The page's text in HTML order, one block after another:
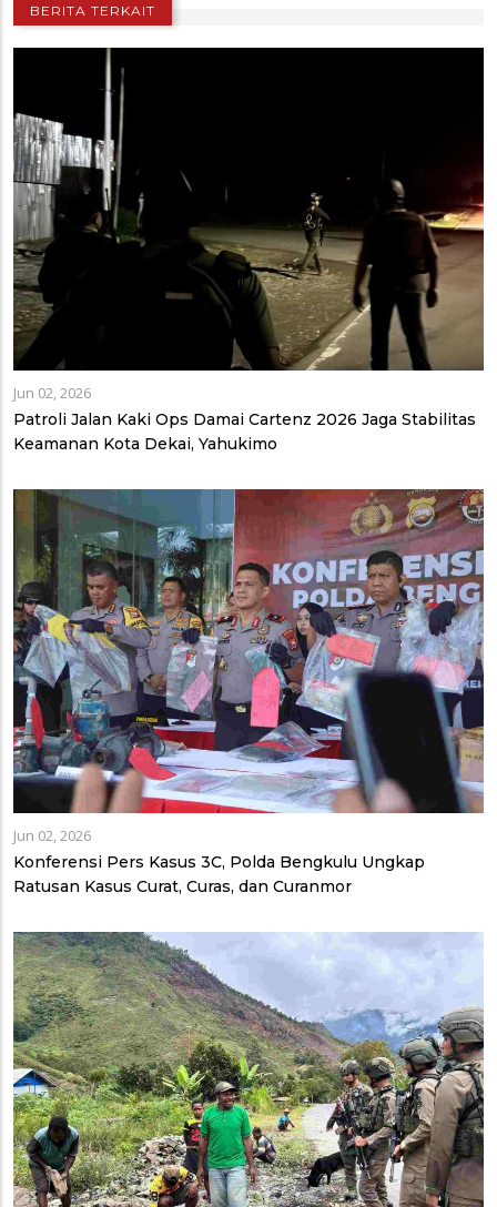
BERITA TERKAIT
Jun 02, 2026
Patroli Jalan Kaki Ops Damai Cartenz 2026 Jaga Stabilitas
Keamanan Kota Dekai, Yahukimo
Jun 02, 2026
Konferensi Pers Kasus 3C, Polda Bengkulu Ungkap
Ratusan Kasus Curat, Curas, dan Curanmor